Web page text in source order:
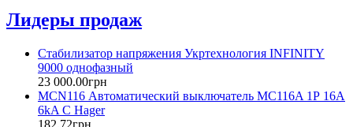
Лидеры продаж
Стабилизатор напряжения Укртехнология INFINITY
9000 однофазный
23 000.00грн
MCN116 Автоматический выключатель MC116A 1Р 16А
6kA C Hager
182.72грн